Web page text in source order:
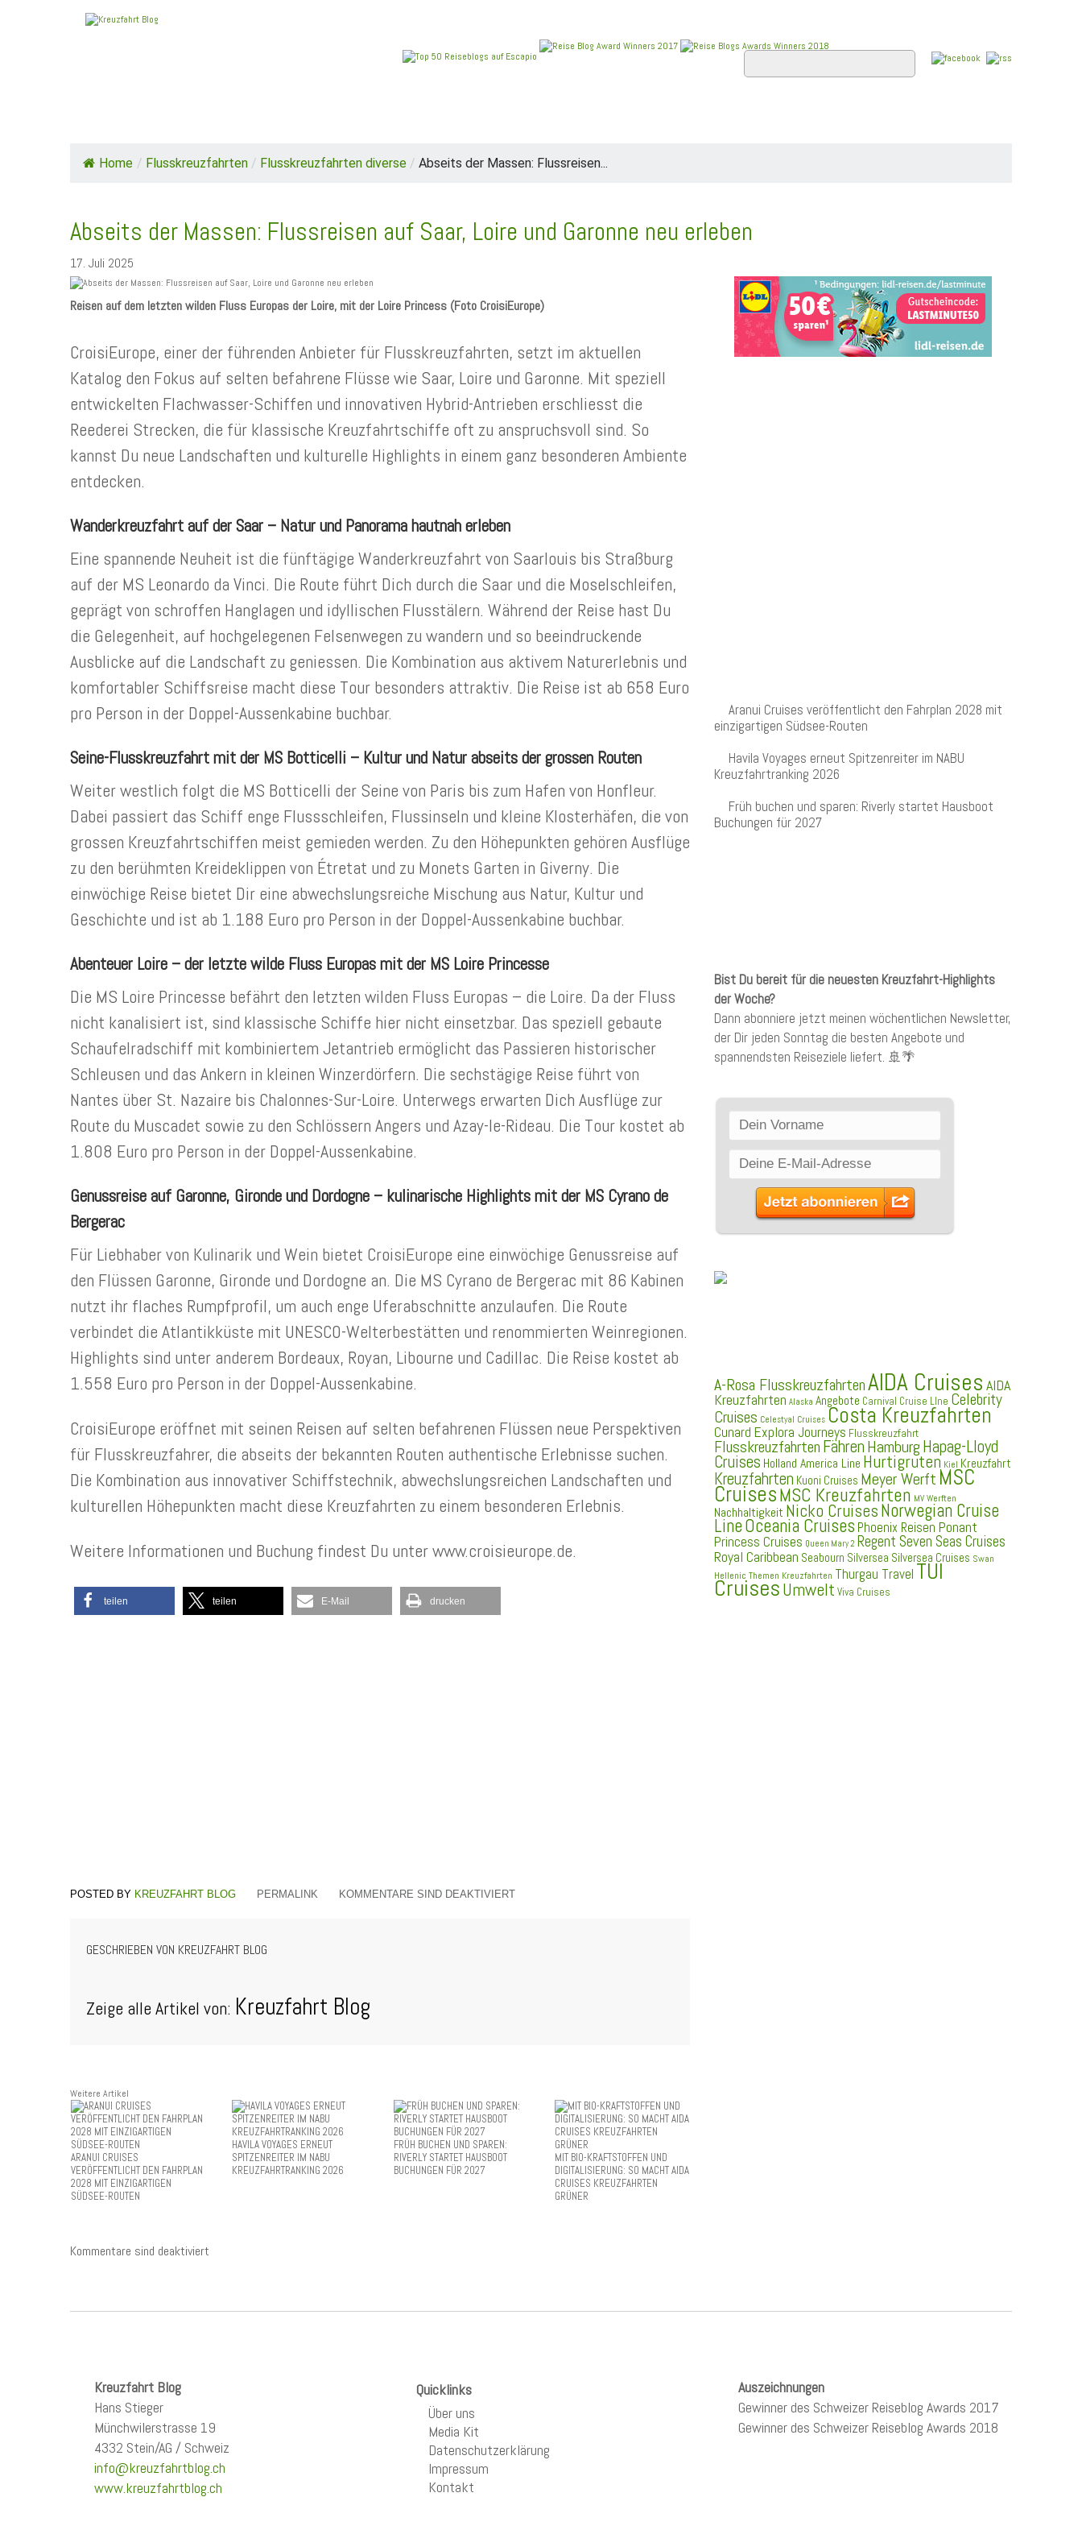
Home / Flusskreuzfahrten / Flusskreuzfahrten diverse / Abseits der Massen: Flussreisen...
Abseits der Massen: Flussreisen auf Saar, Loire und Garonne neu erleben
17. Juli 2025
Reisen auf dem letzten wilden Fluss Europas der Loire, mit der Loire Princess (Foto CroisiEurope)
CroisiEurope, einer der führenden Anbieter für Flusskreuzfahrten, setzt im aktuellen
Katalog den Fokus auf selten befahrene Flüsse wie Saar, Loire und Garonne. Mit speziell
entwickelten Flachwasser-Schiffen und innovativen Hybrid-Antrieben erschliesst die
Reederei Strecken, die für klassische Kreuzfahrtschiffe oft zu anspruchsvoll sind. So
kannst Du neue Landschaften und kulturelle Highlights in einem ganz besonderen Ambiente
entdecken.
Wanderkreuzfahrt auf der Saar – Natur und Panorama hautnah erleben
Eine spannende Neuheit ist die fünftägige Wanderkreuzfahrt von Saarlouis bis Straßburg
auf der MS Leonardo da Vinci. Die Route führt Dich durch die Saar und die Moselschleifen,
geprägt von schroffen Hanglagen und idyllischen Flusstälern. Während der Reise hast Du
die Gelegenheit, auf hochgelegenen Felsenwegen zu wandern und so beeindruckende
Ausblicke auf die Landschaft zu geniessen. Die Kombination aus aktivem Naturerlebnis und
komfortabler Schiffsreise macht diese Tour besonders attraktiv. Die Reise ist ab 658 Euro
pro Person in der Doppel-Aussenkabine buchbar.
Seine-Flusskreuzfahrt mit der MS Botticelli – Kultur und Natur abseits der grossen Routen
Weiter westlich folgt die MS Botticelli der Seine von Paris bis zum Hafen von Honfleur.
Dabei passiert das Schiff enge Flussschleifen, Flussinseln und kleine Klosterhäfen, die von
grossen Kreuzfahrtschiffen meist gemieden werden. Zu den Höhepunkten gehören Ausflüge
zu den berühmten Kreideklippen von Étretat und zu Monets Garten in Giverny. Die
einwöchige Reise bietet Dir eine abwechslungsreiche Mischung aus Natur, Kultur und
Geschichte und ist ab 1.188 Euro pro Person in der Doppel-Aussenkabine buchbar.
Abenteuer Loire – der letzte wilde Fluss Europas mit der MS Loire Princesse
Die MS Loire Princesse befährt den letzten wilden Fluss Europas – die Loire. Da der Fluss
nicht kanalisiert ist, sind klassische Schiffe hier nicht einsetzbar. Das speziell gebaute
Schaufelradschiff mit kombiniertem Jetantrieb ermöglicht das Passieren historischer
Schleusen und das Ankern in kleinen Winzerdörfern. Die sechstägige Reise führt von
Nantes über St. Nazaire bis Chalonnes-Sur-Loire. Unterwegs erwarten Dich Ausflüge zur
Route du Muscadet sowie zu den Schlössern Angers und Azay-le-Rideau. Die Tour kostet ab
1.808 Euro pro Person in der Doppel-Aussenkabine.
Genussreise auf Garonne, Gironde und Dordogne – kulinarische Highlights mit der MS Cyrano de
Bergerac
Für Liebhaber von Kulinarik und Wein bietet CroisiEurope eine einwöchige Genussreise auf
den Flüssen Garonne, Gironde und Dordogne an. Die MS Cyrano de Bergerac mit 86 Kabinen
nutzt ihr flaches Rumpfprofil, um auch enge Uferabschnitte anzulaufen. Die Route
verbindet die Atlantikküste mit UNESCO-Welterbestätten und renommierten Weinregionen.
Highlights sind unter anderem Bordeaux, Royan, Libourne und Cadillac. Die Reise kostet ab
1.558 Euro pro Person in der Doppel-Aussenkabine.
CroisiEurope eröffnet mit seinen Reisen auf selten befahrenen Flüssen neue Perspektiven
für Flusskreuzfahrer, die abseits der bekannten Routen authentische Erlebnisse suchen.
Die Kombination aus innovativer Schiffstechnik, abwechslungsreichen Landschaften und
kulturellen Höhepunkten macht diese Kreuzfahrten zu einem besonderen Erlebnis.
Weitere Informationen und Buchung findest Du unter www.croisieurope.de.
teilen teilen E-Mail drucken
KREUZFAHRT BLOG PERMALINK KOMMENTARE SIND DEAKTIVIERT
GESCHRIEBEN VON KREUZFAHRT BLOG
Zeige alle Artikel von: Kreuzfahrt Blog
Weitere Artikel
ARANUI CRUISES
VERÖFFENTLICHT DEN FAHRPLAN
2028 MIT EINZIGARTIGEN
SÜDSEE-ROUTEN
HAVILA VOYAGES ERNEUT
SPITZENREITER IM NABU
KREUZFAHRTRANKING 2026
FRÜH BUCHEN UND SPAREN:
RIVERLY STARTET HAUSBOOT
BUCHUNGEN FÜR 2027
MIT BIO-KRAFTSTOFFEN UND
DIGITALISIERUNG: SO MACHT AIDA
CRUISES KREUZFAHRTEN
GRÜNER
Kommentare sind deaktiviert
Aranui Cruises veröffentlicht den Fahrplan 2028 mit
einzigartigen Südsee-Routen
Havila Voyages erneut Spitzenreiter im NABU
Kreuzfahrtranking 2026
Früh buchen und sparen: Riverly startet Hausboot
Buchungen für 2027
Bist Du bereit für die neuesten Kreuzfahrt-Highlights
der Woche?
Dann abonniere jetzt meinen wöchentlichen Newsletter,
der Dir jeden Sonntag die besten Angebote und
spannendsten Reiseziele liefert. 🚢🌴
A-Rosa FlusskreuzfahrtenAIDA Cruises AIDA
Kreuzfahrten Alaska Angebote Carnival Cruise LIne Celebrity
Cruises Celestyal Cruises Costa Kreuzfahrten
Cunard Explora Journeys Flusskreuzfahrt
Flusskreuzfahrten FährenHamburgHapag-Lloyd
Cruises Holland America Line Hurtigruten Kiel Kreuzfahrt
Kreuzfahrten Kuoni Cruises Meyer Werft MSC
CruisesMSC Kreuzfahrten MV Werften
Nachhaltigkeit Nicko CruisesNorwegian Cruise
LineOceania Cruises Phoenix Reisen Ponant
Princess Cruises Queen Mary 2 Regent Seven Seas Cruises
Royal Caribbean Seabourn Silversea Silversea Cruises Swan
Hellenic Themen Kreuzfahrten Thurgau Travel TUI
CruisesUmwelt Viva Cruises
Kreuzfahrt Blog
Hans Stieger
Münchwilerstrasse 19
4332 Stein/AG / Schweiz
info@kreuzfahrtblog.ch
www.kreuzfahrtblog.ch
Quicklinks
Über uns
Media Kit
Datenschutzerklärung
Impressum
Kontakt
Auszeichnungen
Gewinner des Schweizer Reiseblog Awards 2017
Gewinner des Schweizer Reiseblog Awards 2018